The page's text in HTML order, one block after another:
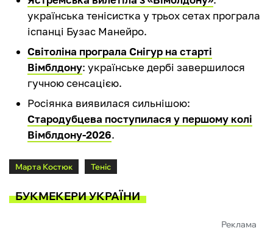
українська тенісистка у трьох сетах програла
іспанці Бузас Манейро.
Світоліна програла Снігур на старті
Вімблдону: українське дербі завершилося
гучною сенсацією.
Росіянка виявилася сильнішою:
Стародубцева поступилася у першому колі
Вімблдону-2026.
Марта Костюк Теніс
БУКМЕКЕРИ УКРАЇНИ
Реклама